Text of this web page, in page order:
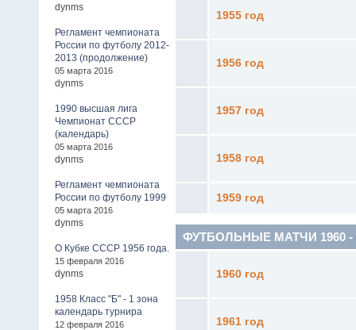
dynms
Регламент чемпионата
России по футболу 2012-
2013 (продолжение)
05 марта 2016
dynms
1990 высшая лига
Чемпионат СССР
(календарь)
05 марта 2016
dynms
Регламент чемпионата
России по футболу 1999
05 марта 2016
dynms
О Кубке СССР 1956 года.
15 февраля 2016
dynms
1958 Класс "Б" - 1 зона
календарь турнира
12 февраля 2016
1955 год
1956 год
1957 год
1958 год
1959 год
ФУТБОЛЬНЫЕ МАТЧИ 1960 -
1960 год
1961 год